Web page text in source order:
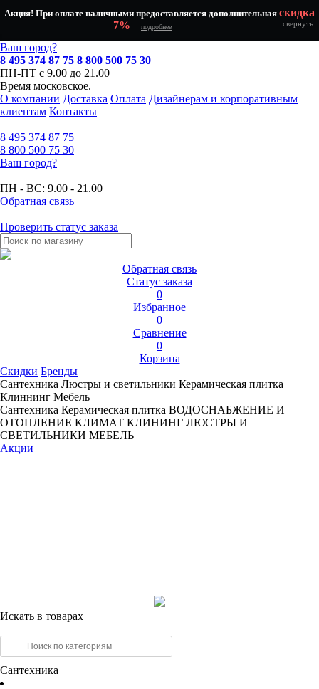
Акция! При оплате наличными предоставляется дополнительная скидка
7%
подробнее свернуть
Ваш город?
8 495 374 87 75 8 800 500 75 30
ПН-ПТ с 9.00 до 21.00
Время московское.
О компании Доставка Оплата Дизайнерам и корпоративным
клиентам Контакты
8 495 374 87 75
8 800 500 75 30
Ваш город?
ПН - ВС: 9.00 - 21.00
Обратная связь
Проверить статус заказа
Обратная связь
Статус заказа
0
Избранное
0
Сравнение
0
Корзина
Скидки Бренды
Сантехника Люстры и светильники Керамическая плитка
Клиннинг Мебель
Сантехника Керамическая плитка ВОДОСНАБЖЕНИЕ И
ОТОПЛЕНИЕ КЛИМАТ КЛИНИНГ ЛЮСТРЫ И
СВЕТИЛЬНИКИ МЕБЕЛЬ
Акции
Искать в товарах
Сантехника